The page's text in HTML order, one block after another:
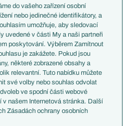
Francie
Itálie
Německo
Španělsko
Argentina
Brazílie
Přestupy
Zápasy
Livescore
Tipovací soutěž
do vašeho zařízení osobní
nebo jedinečné identifikátory, a
umožňuje, aby sledovací
uvedené v části My a naši partneři
poskytování. Výběrem Zamítnout
je zakážete. Pokud jsou
některé zobrazené obsahy a
relevantní. Tuto nabídku můžete
své volby nebo souhlas odvolat
ve spodní části webové
v našem Internetová stránka. Další
Zásadách ochrany osobních